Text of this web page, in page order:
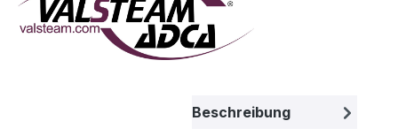
Bildergalerie überspringenBeschreibung